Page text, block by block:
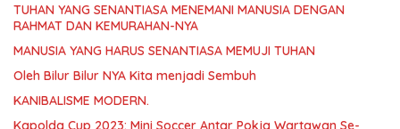
TUHAN YANG SENANTIASA MENEMANI MANUSIA DENGAN
RAHMAT DAN KEMURAHAN-NYA
MANUSIA YANG HARUS SENANTIASA MEMUJI TUHAN
Oleh Bilur Bilur NYA Kita menjadi Sembuh
KANIBALISME MODERN.
Kapolda Cup 2023: Mini Soccer Antar Pokja Wartawan Se-